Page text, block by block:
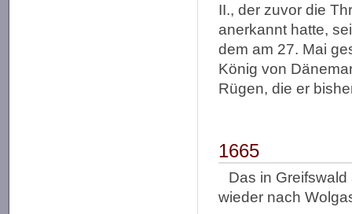
II., der zuvor die
anerkannt hatte,
dem am 27. Mai
König von
Rügen, die er
1665
Das in
wieder nach